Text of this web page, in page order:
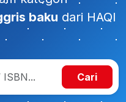
baku dari HAQI
Cari